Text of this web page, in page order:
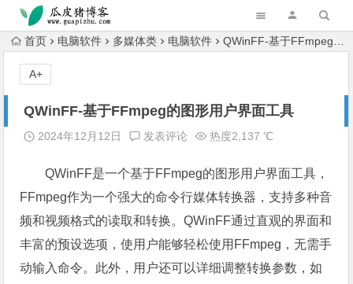
跳转到主内容
首页 电脑软件 多媒体类 电脑软件 QWinFF-基于FFmpeg的图形用户界面工具
QWinFF-基于FFmpeg的图形用户界面工具
2024年12月12日 发表评论 热度2,137 ℃
QWinFF是一个基于FFmpeg的图形用户界面工具，
FFmpeg作为一个强大的命令行媒体转换器，支持多种音
频和视频格式的读取和转换。QWinFF通过直观的界面和
丰富的预设选项，使用户能够轻松使用FFmpeg，无需手
动输入命令。此外，用户还可以详细调整转换参数，如
A+